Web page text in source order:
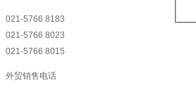
021-5766 8183
021-5766 8023
021-5766 8015
外贸销售电话